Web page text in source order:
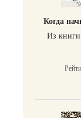
Когда
Из книги